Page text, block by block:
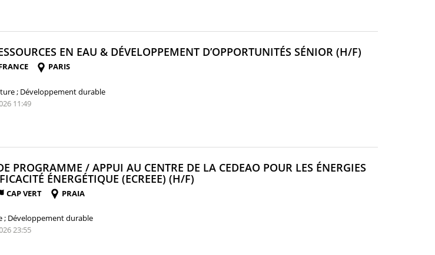
EN EAU & DÉVELOPPEMENT D’OPPORTUNITÉS SÉNIOR (H/F)
PARIS
; Développement durable
11:49
PROGRAMME / APPUI AU CENTRE DE LA CEDEAO POUR LES ÉNERGIES
ÉNERGÉTIQUE (ECREEE) (H/F)
CAP VERT
PRAIA
; Développement durable
23:55